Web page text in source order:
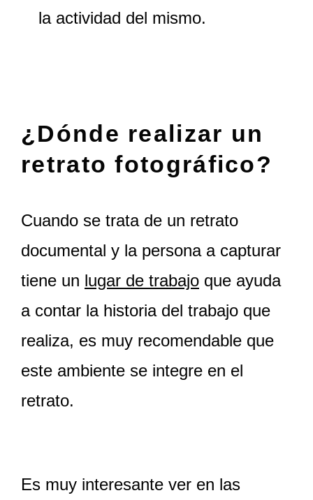
la actividad del mismo.
¿Dónde realizar un
retrato fotográfico?
Cuando se trata de un retrato
documental y la persona a capturar
tiene un lugar de trabajo que ayuda
a contar la historia del trabajo que
realiza, es muy recomendable que
este ambiente se integre en el
retrato.
Es muy interesante ver en las